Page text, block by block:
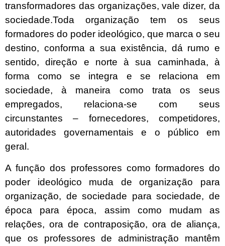
transformadores das organizações, vale dizer, da
sociedade.Toda organização tem os seus
formadores do poder ideológico, que marca o seu
destino, conforma a sua existência, dá rumo e
sentido, direção e norte à sua caminhada, à
forma como se integra e se relaciona em
sociedade, à maneira como trata os seus
empregados, relaciona-se com seus
circunstantes – fornecedores, competidores,
autoridades governamentais e o público em
geral.
A função dos professores como formadores do
poder ideológico muda de organização para
organização, de sociedade para sociedade, de
época para época, assim como mudam as
relações, ora de contraposição, ora de aliança,
que os professores de administração mantêm